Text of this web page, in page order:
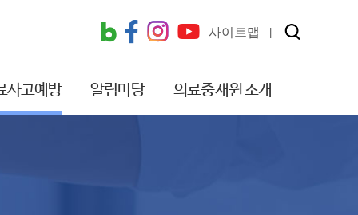
사이트맵
사고예방 알림마당 의료중재원 소개